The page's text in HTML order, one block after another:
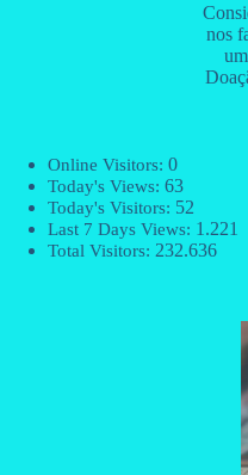
nos
Online Visitors: 0
Today's Views: 63
Today's Visitors: 52
Last 7 Days Views: 1.221
Total Visitors: 232.636